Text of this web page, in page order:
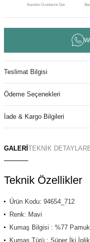
GALERİ TEKNİK DETAYLAR
Teknik Özellikler
Ürün Kodu: 94654_712
Renk: Mavi
Kumaş Bilgisi : %77
Kumaş Türü : Süper İki İplik
Kombin Ürünlerini Gör
Teslimat Bilgisi
Ödeme Seçenekleri
İade & Kargo Bilgileri